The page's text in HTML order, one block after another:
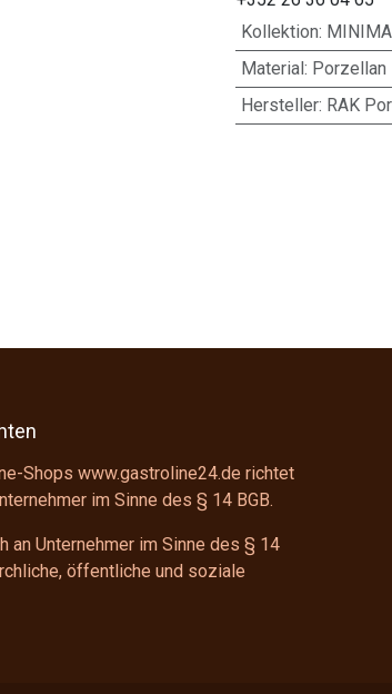
Kollektion:
Material: Porzellan
Hersteller: RAK
Shops www.gastroline24.de richtet
im Sinne des § 14 BGB.
an Unternehmer im Sinne des § 14
öffentliche und soziale